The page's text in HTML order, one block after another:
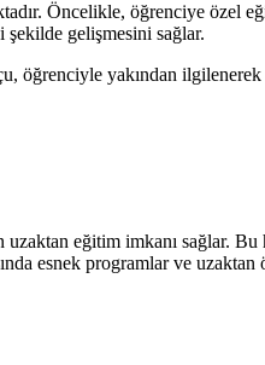
Öncelikle, öğrenciye özel
gelişmesini sağlar.
öğrenciyle yakından
eğitim imkanı sağlar.
esnek programlar ve